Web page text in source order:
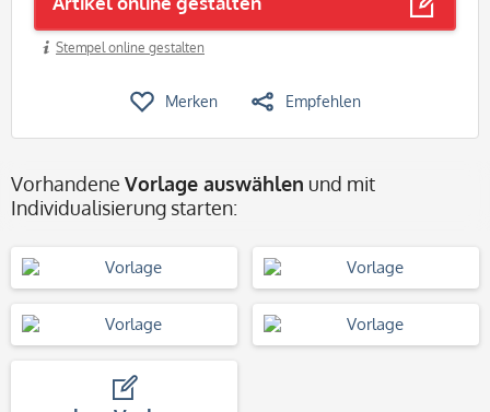
Stempel online gestalten
Merken Empfehlen
Vorhandene Vorlage auswählen und mit
Individualisierung starten: